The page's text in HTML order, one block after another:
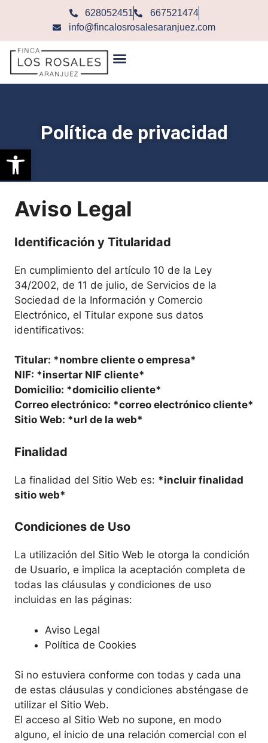
Abrir barra de herramientas
628052451
667521474
info@fincalosrosalesaranjuez.com
Política de privacidad
Aviso Legal
Identificación y Titularidad
En cumplimiento del artículo 10 de la Ley
34/2002, de 11 de julio, de Servicios de la
Sociedad de la Información y Comercio
Electrónico, el Titular expone sus datos
identificativos:
Titular: *nombre cliente o empresa*
NIF: *insertar NIF cliente*
Domicilio: *domicilio cliente*
Correo electrónico: *correo electrónico cliente*
Sitio Web: *url de la web*
Finalidad
La finalidad del Sitio Web es: *incluir finalidad
sitio web*
Condiciones de Uso
La utilización del Sitio Web le otorga la condición
de Usuario, e implica la aceptación completa de
todas las cláusulas y condiciones de uso
incluidas en las páginas:
Aviso Legal
Política de Cookies
Si no estuviera conforme con todas y cada una
de estas cláusulas y condiciones absténgase de
utilizar el Sitio Web.
El acceso al Sitio Web no supone, en modo
alguno, el inicio de una relación comercial con el